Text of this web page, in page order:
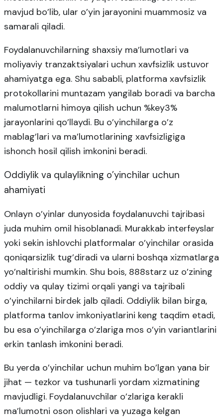
mavjud bo’lib, ular o’yin jarayonini muammosiz va
samarali qiladi.
Foydalanuvchilarning shaxsiy ma’lumotlari va
moliyaviy tranzaktsiyalari uchun xavfsizlik ustuvor
ahamiyatga ega. Shu sababli, platforma xavfsizlik
protokollarini muntazam yangilab boradi va barcha
malumotlarni himoya qilish uchun %key3%
jarayonlarini qo’llaydi. Bu o’yinchilarga o’z
mablag’lari va ma’lumotlarining xavfsizligiga
ishonch hosil qilish imkonini beradi.
Oddiylik va qulaylikning o’yinchilar uchun
ahamiyati
Onlayn o’yinlar dunyosida foydalanuvchi tajribasi
juda muhim omil hisoblanadi. Murakkab interfeyslar
yoki sekin ishlovchi platformalar o’yinchilar orasida
qoniqarsizlik tug’diradi va ularni boshqa xizmatlarga
yo’naltirishi mumkin. Shu bois, 888starz uz o’zining
oddiy va qulay tizimi orqali yangi va tajribali
o’yinchilarni birdek jalb qiladi. Oddiylik bilan birga,
platforma tanlov imkoniyatlarini keng taqdim etadi,
bu esa o’yinchilarga o’zlariga mos o’yin variantlarini
erkin tanlash imkonini beradi.
Bu yerda o’yinchilar uchun muhim bo’lgan yana bir
jihat — tezkor va tushunarli yordam xizmatining
mavjudligi. Foydalanuvchilar o’zlariga kerakli
ma’lumotni oson olishlari va yuzaga kelgan